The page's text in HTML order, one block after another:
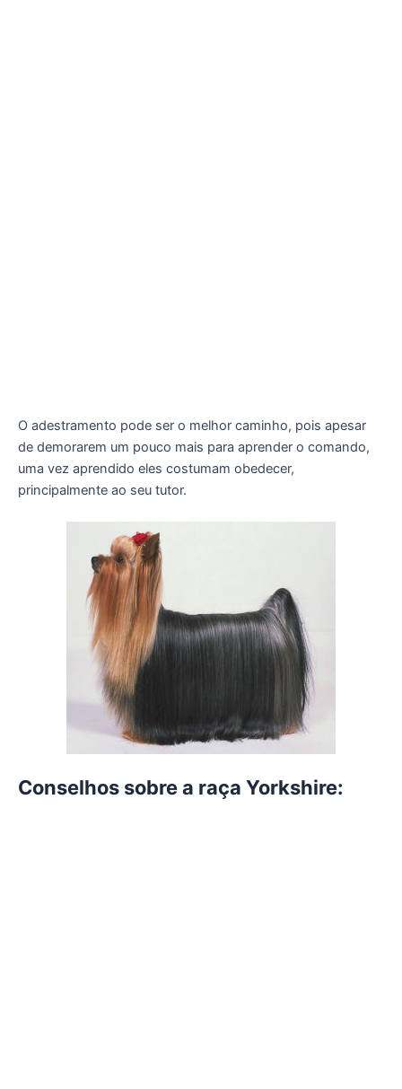
O adestramento pode ser o melhor caminho, pois apesar
de demorarem um pouco mais para aprender o comando,
uma vez aprendido eles costumam obedecer,
principalmente ao seu tutor.
Conselhos sobre a raça Yorkshire: